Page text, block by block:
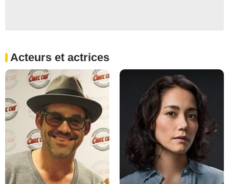
Acteurs et actrices